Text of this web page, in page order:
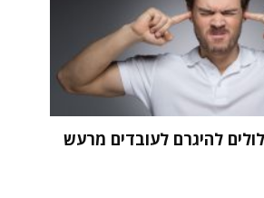
להיגרם לעובדים מרעש